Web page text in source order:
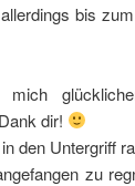
bis
dir!
den Untergriff
zu